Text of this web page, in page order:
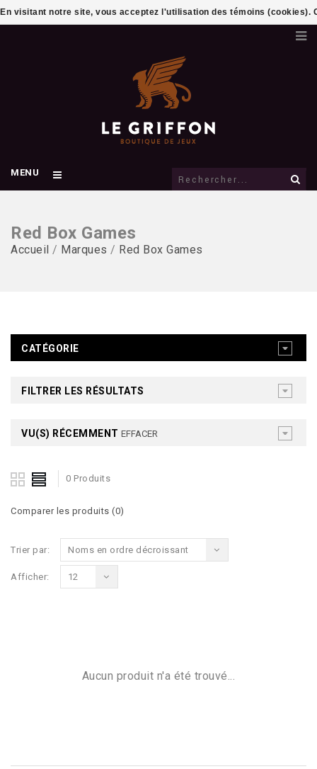
MENU
Red Box Games
Accueil / Marques / Red Box Games
CATÉGORIE
FILTRER LES RÉSULTATS
VU(S) RÉCEMMENT EFFACER
0 Produits
Comparer les produits (0)
Trier par: Noms en ordre décroissant
Afficher: 12
Aucun produit n'a été trouvé...
En visitant notre site, vous acceptez l'utilisation des témoins